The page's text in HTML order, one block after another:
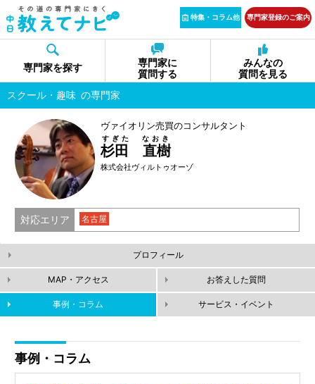
特集・コラム他 専門家登録のご案内
専門家を探す
専門家に
質問する
みんなの
質問を見る
スクール・趣味 の専門家
ヴァイオリン売買のコンサルタント
杉田 直樹
すぎた なおき
株式会社ヴィルトゥオーゾ
対応エリア 名古屋
プロフィール
MAP・アクセス お答えした質問
事例・コラム サービス・イベント
事例・コラム